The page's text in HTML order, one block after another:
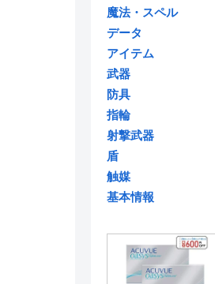
魔法・スペル
データ
アイテム
武器
防具
指輪
射撃武器
盾
触媒
基本情報